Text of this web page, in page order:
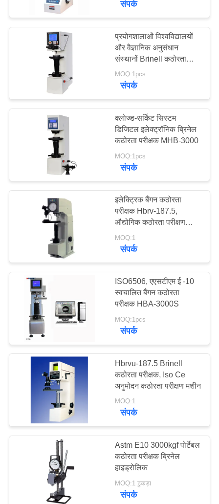
संपर्क
प्रयोगशालाओं विश्वविद्यालयों
और वैज्ञानिक अनुसंधान
संस्थानों Brinell कठोरता
परीक्षक XHB-3000
MOQ:1pcs
संपर्क
क्लोज्ड-सर्किट सिस्टम
डिजिटल इलेक्ट्रॉनिक ब्रिनेल
कठोरता परीक्षक MHB-3000
MOQ:1pcs
संपर्क
इलेक्ट्रिक बैंगन कठोरता
परीक्षक Hbrv-187.5,
औद्योगिक कठोरता परीक्षण
उपकरण
MOQ:1
संपर्क
ISO6506, एएसटीएम ई -10
स्वचालित बैंगन कठोरता
परीक्षक HBA-3000S
MOQ:1pcs
संपर्क
Hbrvu-187.5 Brinell
कठोरता परीक्षक, Iso Ce
अनुमोदन कठोरता परीक्षण मशीन
MOQ:1
संपर्क
Astm E10 3000kgf पोर्टेबल
कठोरता परीक्षक ब्रिनेल
हाइड्रोलिक
MOQ:1 टुकड़ा
संपर्क